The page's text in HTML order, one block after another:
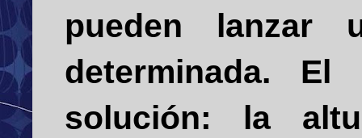
pueden
determinada.
solución: la